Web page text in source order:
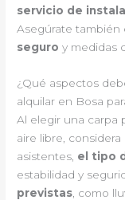
servicio de
Asegúrate
seguro y medidas
¿Qué aspectos
alquilar en Bosa
Al elegir una carpa
aire libre, considera
asistentes, el tipo
estabilidad y
previstas , como